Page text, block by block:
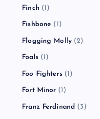
Finch (1)
Fishbone (1)
Flogging Molly (2)
Foals(1)
Foo Fighters(1)
Fort Minor (1)
Franz Ferdinand (3)